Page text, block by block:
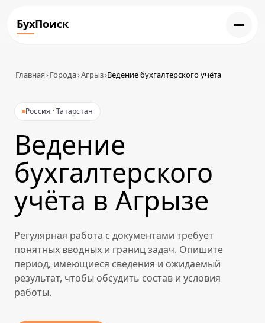
БухПоиск
Главная›Города›Агрыз›Ведение бухгалтерского учёта
Россия · Татарстан
Ведение
бухгалтерского
учёта в Агрызе
Регулярная работа с документами требует
понятных вводных и границ задач. Опишите
период, имеющиеся сведения и ожидаемый
результат, чтобы обсудить состав и условия
работы.